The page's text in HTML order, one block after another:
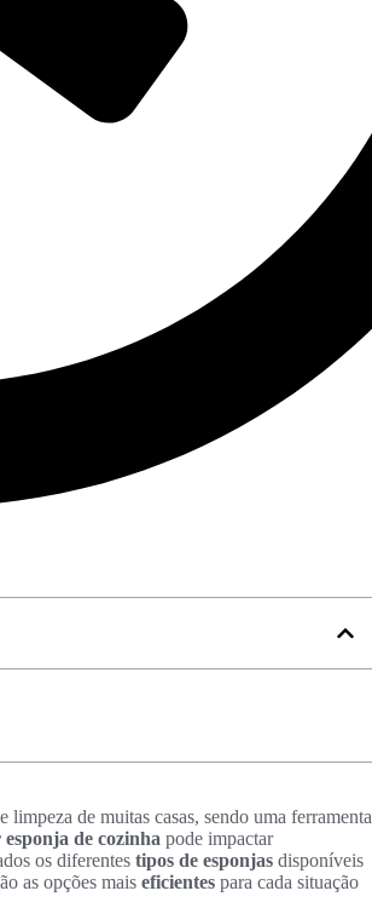
de muitas casas, sendo uma ferramenta
de cozinha pode impactar
os diferentes tipos de esponjas disponíveis
as opções mais eficientes para cada situação